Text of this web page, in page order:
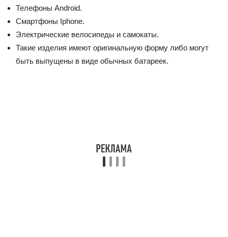
Телефоны Android.
Смартфоны Iphone.
Электрические велосипеды и самокаты.
Такие изделия имеют оригинальную форму либо могут
быть выпущены в виде обычных батареек.